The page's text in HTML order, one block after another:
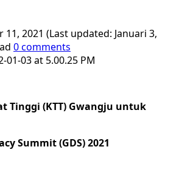
11, 2021 (Last updated: Januari 3,
0 comments
Tinggi (KTT) Gwangju untuk
Summit (GDS) 2021